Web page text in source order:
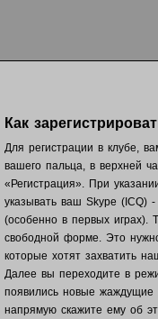
Как
Для регистрации в клубе,
вашего пальца, в верхней
«Регистрация». При
указывать ваш Skype (ICQ)
(особенно в первых играх).
свободной форме. Это
которые хотят захватить
Далее вы переходите в
появились новые жаждущие
напрямую скажите ему об